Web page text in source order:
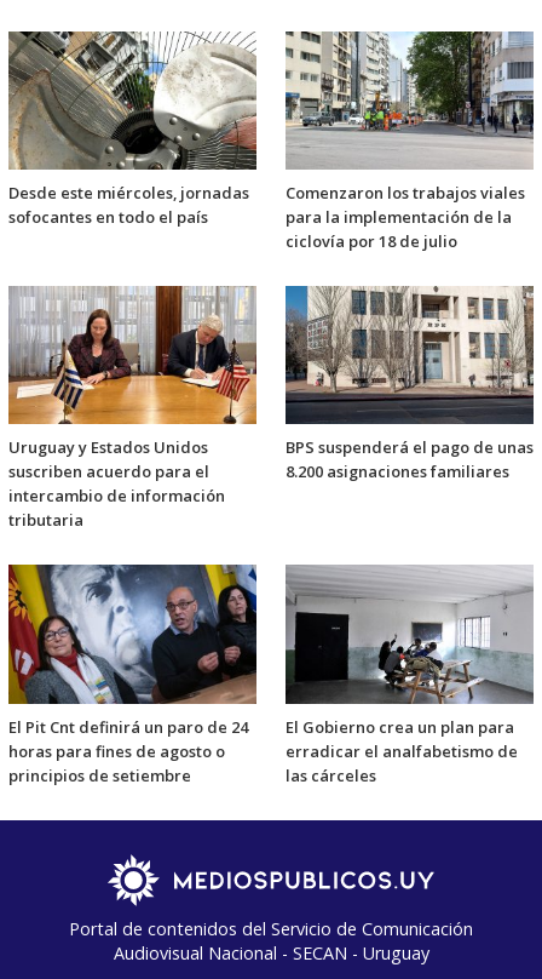
Desde este miércoles, jornadas
sofocantes en todo el país
Comenzaron los trabajos viales
para la implementación de la
ciclovía por 18 de julio
Uruguay y Estados Unidos
suscriben acuerdo para el
intercambio de información
tributaria
BPS suspenderá el pago de unas
8.200 asignaciones familiares
El Pit Cnt definirá un paro de 24
horas para fines de agosto o
principios de setiembre
El Gobierno crea un plan para
erradicar el analfabetismo de
las cárceles
Portal de contenidos del Servicio de Comunicación
Audiovisual Nacional - SECAN - Uruguay